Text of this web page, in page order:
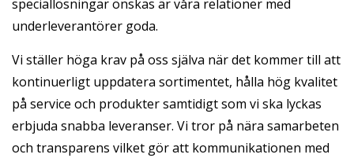
speciallösningar önskas är våra relationer med
underleverantörer goda.
Vi ställer höga krav på oss själva när det kommer till att
kontinuerligt uppdatera sortimentet, hålla hög kvalitet
på service och produkter samtidigt som vi ska lyckas
erbjuda snabba leveranser. Vi tror på nära samarbeten
och transparens vilket gör att kommunikationen med